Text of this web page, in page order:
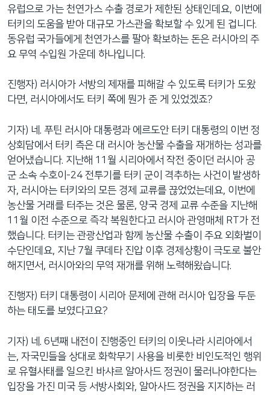
유럽으로 가는 천연가스 수출 경로가 제한된 상태인데요, 이번에
터키의 도움을 받아 대규모 가스관을 확보할 수 있게 된 겁니다.
동유럽 국가들에게 천연가스를 팔아 확보하는 돈은 러시아의 주
요 무역 수입원 가운데 하나입니다.
진행자) 러시아가 서방의 제재를 피해갈 수 있도록 터키가 도왔
다면, 러시아에서도 터키 쪽에 뭔가 준 게 있었겠죠?
기자) 네. 푸틴 러시아 대통령과 에르도안 터키 대통령의 이번 정
상회담에서 터키 측은 대 러시아 농산물 수출을 재개하는 성과를
얻어냈습니다. 지난해 11월 시리아에서 작전 중이던 러시아 공
군 소속 수호이-24 전투기를 터키 군이 격추하는 사건이 발생하
자, 러시아는 터키와의 모든 경제 교류를 끊었었는데요, 이번에
농산물 거래를 터주는 것은 물론, 양국 경제 교류 수준을 지난해
11월 이전 수준으로 즉각 복원한다고 러시아 관영매체 RT가 전
했습니다. 터키는 관광산업과 함께 농산물 수출이 주요 외화벌이
수단인데요, 지난 7월 쿠데타 진압 이후 경제상황이 극도로 불안
해지면서, 러시아와의 무역 재개를 위해 노력해왔습니다.
진행자) 터키 대통령이 시리아 문제에 관해 러시아 입장을 두둔
하는 태도를 보였다고요?
기자) 네. 6년째 내전이 진행중인 터키의 이웃나라 시리아에서
는, 자국민들을 상대로 화학무기 사용을 비롯한 비인도적인 행위
로 유혈사태를 일으킨 바샤르 알아사드 정권이 물러나야한다는
입장을 가진 미국 등 서방사회와, 알아사드 정권을 지지하는 러